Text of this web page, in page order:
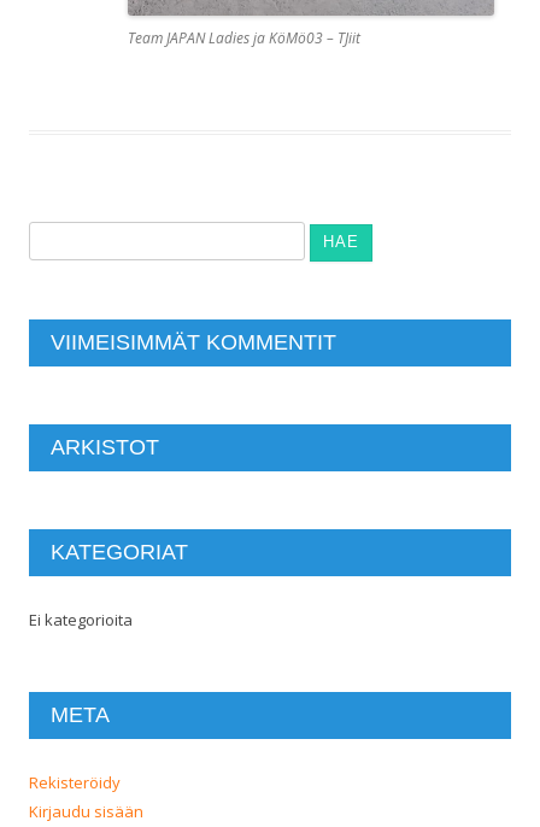
Team JAPAN Ladies ja KöMö03 – TJiit
VIIMEISIMMÄT KOMMENTIT
ARKISTOT
KATEGORIAT
Ei kategorioita
META
Rekisteröidy
Kirjaudu sisään